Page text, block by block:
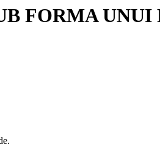
FORMA UNUI